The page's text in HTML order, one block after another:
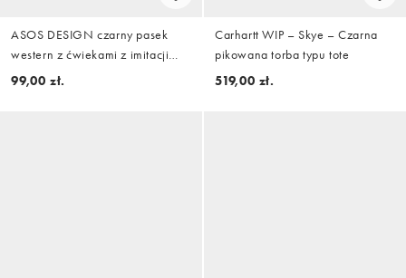
ASOS DESIGN czarny pasek
western z ćwiekami z imitacji
skóry
99,00 zł.
Carhartt WIP – Skye – Czarna
pikowana torba typu tote
519,00 zł.